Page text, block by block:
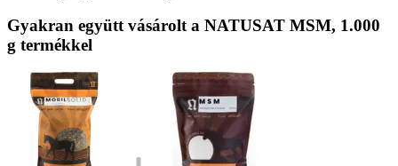
Gyakran együtt vásárolt a NATUSAT MSM, 1.000
g termékkel